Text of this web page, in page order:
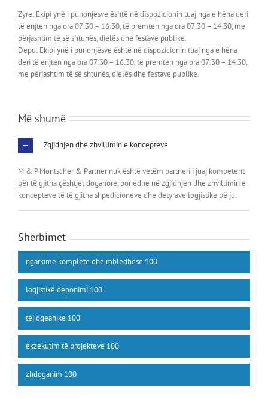
Zyre: Ekipi ynë i punonjësve është në dispozicionin tuaj nga e hëna deri
të enjten nga ora 07:30 – 16:30, të premten nga ora 07:30 – 14:30, me
përjashtim të së shtunës, dielës dhe festave publike.
Depo: Ekipi ynë i punonjësve është në dispozicionin tuaj nga e hëna
deri të enjten nga ora 07:30 – 16:30, të premten nga ora 07:30 – 14:30,
me përjashtim të së shtunës, dielës dhe festave publike.
Më shumë
Zgjidhjen dhe zhvillimin e koncepteve
M & P Montscher & Partner nuk është vetëm partneri i juaj kompetent
për të gjitha çështjet doganore, por edhe në zgjidhjen dhe zhvillimin e
koncepteve të të gjitha shpedicioneve dhe detyrave logjistike pë ju.
Shërbimet
ngarkime komplete dhe mbledhëse 100
logjistikë deponimi 100
tej oqeanike 100
ekzekutim të projekteve 100
zhdoganim 100